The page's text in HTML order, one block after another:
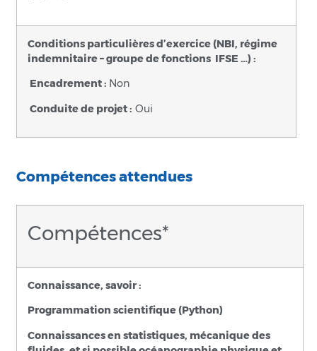
Conditions particulières d’exercice (NBI, régime
indemnitaire – groupe de fonctions IFSE …) :
Encadrement : Non
Conduite de projet : Oui
Compétences attendues
Compétences*
Connaissance, savoir :
Programmation scientifique (Python)
Connaissances en statistiques, mécanique des